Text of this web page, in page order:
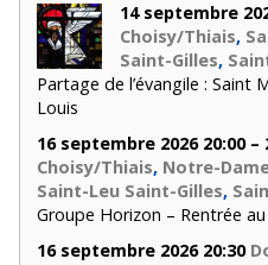
14 septembre
Choisy/Thiais,
Saint-Gilles,
Partage de l’évangile : Saint
Louis
16 septembre 2026 20:00 –
Choisy/Thiais, Notre-
Saint-Leu Saint-Gilles,
Groupe Horizon – Rentrée
16 septembre 2026 20:30